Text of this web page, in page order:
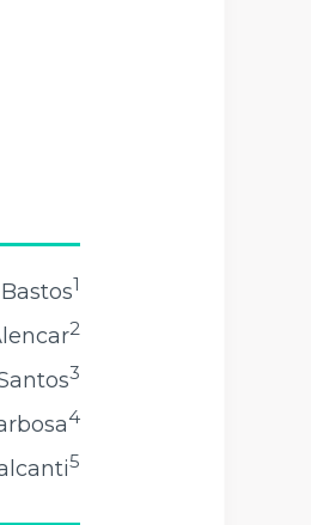
1
2
3
4
5